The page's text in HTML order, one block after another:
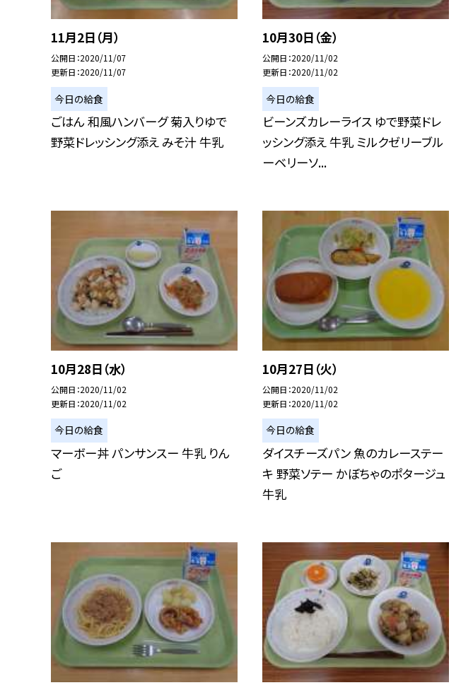
11月2日（月）
公開日 2020/11/07
更新日 2020/11/07
今日の給食
ごはん 和風ハンバーグ 菊入りゆで
野菜ドレッシング添え みそ汁 牛乳
10月30日（金）
公開日 2020/11/02
更新日 2020/11/02
今日の給食
ビーンズカレーライス ゆで野菜ドレ
ッシング添え 牛乳 ミルクゼリーブル
ーベリーソ...
10月28日（水）
公開日 2020/11/02
更新日 2020/11/02
今日の給食
マーボー丼 パンサンスー 牛乳 りん
ご
10月27日（火）
公開日 2020/11/02
更新日 2020/11/02
今日の給食
ダイスチーズパン 魚のカレーステー
キ 野菜ソテー かぼちゃのポタージュ
牛乳